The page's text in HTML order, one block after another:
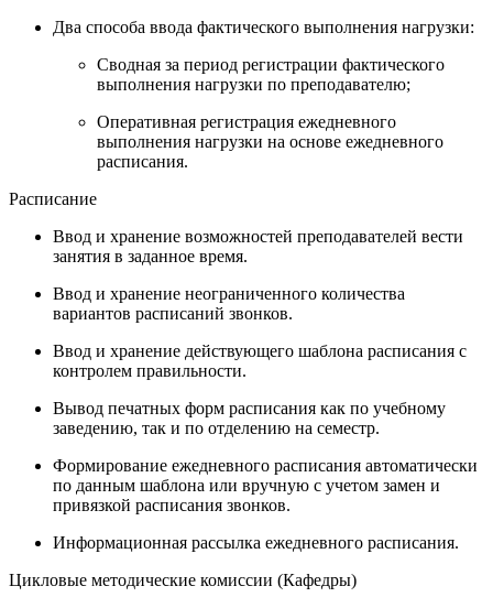
Два способа ввода фактического выполнения нагрузки:
Сводная за период регистрации фактического
выполнения нагрузки по преподавателю;
Оперативная регистрация ежедневного
выполнения нагрузки на основе ежедневного
расписания.
Расписание
Ввод и хранение возможностей преподавателей вести
занятия в заданное время.
Ввод и хранение неограниченного количества
вариантов расписаний звонков.
Ввод и хранение действующего шаблона расписания с
контролем правильности.
Вывод печатных форм расписания как по учебному
заведению, так и по отделению на семестр.
Формирование ежедневного расписания автоматически
по данным шаблона или вручную с учетом замен и
привязкой расписания звонков.
Информационная рассылка ежедневного расписания.
Цикловые методические комиссии (Кафедры)